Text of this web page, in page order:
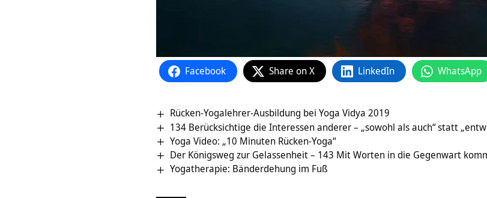
Facebook Share on X LinkedIn WhatsApp
Rücken-Yogalehrer-Ausbildung bei Yoga Vidya 2019
134 Berücksichtige die Interessen anderer – „sowohl als auch“ statt
Yoga Video: „10 Minuten Rücken-Yoga“
Der Königsweg zur Gelassenheit – 143 Mit Worten in die Gegenwart
Yogatherapie: Bänderdehung im Fuß